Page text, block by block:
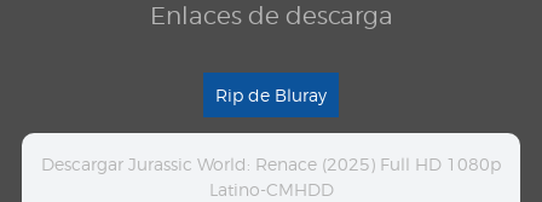
Enlaces de descarga
Rip de Bluray
Descargar Jurassic World: Renace (2025) Full HD 1080p
Latino-CMHDD